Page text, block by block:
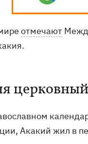
отмечают
Акакий жил в